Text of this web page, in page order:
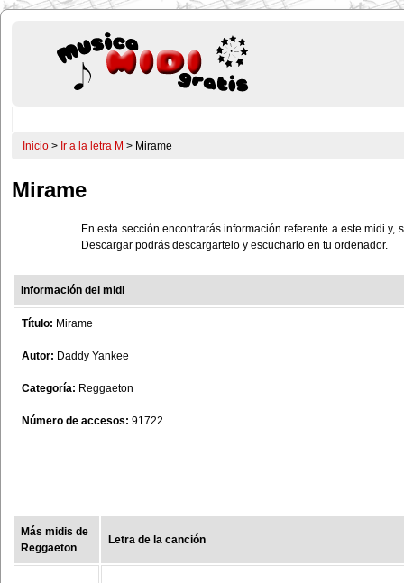
Inicio > Ir a la letra M > Mirame
Mirame
En esta sección encontrarás información referente a este midi
Descargar podrás descargartelo y escucharlo en tu ordenador.
Información del midi
Título: Mirame
Autor: Daddy Yankee
Categoría: Reggaeton
Número de accesos: 91722
Más midis de
Reggaeton
Letra de la canción